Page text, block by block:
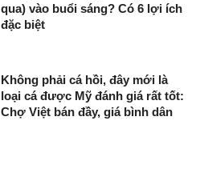
qua) vào buổi sáng? Có 6 lợi ích
đặc biệt
Không phải cá hồi, đây mới là
loại cá được Mỹ đánh giá rất tốt:
Chợ Việt bán đầy, giá bình dân